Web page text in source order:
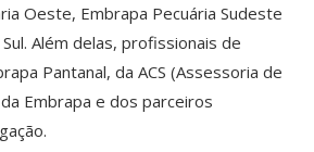
Oeste, Embrapa Pecuária Sudeste
Além delas, profissionais de
Pantanal, da ACS (Assessoria de
da Embrapa e dos parceiros